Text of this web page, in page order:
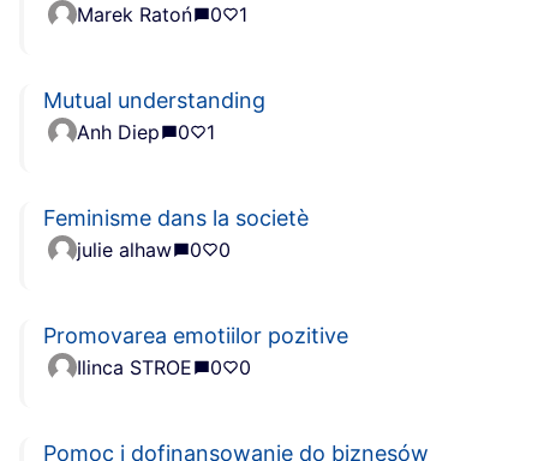
Marek Ratoń 0 1
Mutual understanding
Anh Diep 0 1
Feminisme dans la societè
julie alhaw 0 0
Promovarea emotiilor pozitive
Ilinca STROE 0 0
Pomoc i dofinansowanie do biznesów